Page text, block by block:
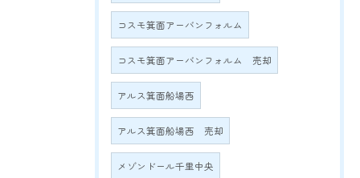
コスモ箕面アーバンフォルム
コスモ箕面アーバンフォルム 売却
アルス箕面船場西
アルス箕面船場西 売却
メゾンドール千里中央